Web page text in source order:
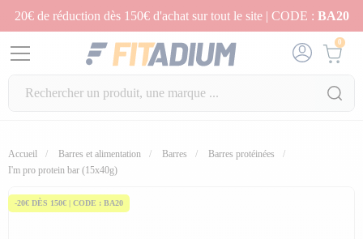
20€ de réduction dès 150€ d'achat sur tout le site | CODE : BA20
0
Accueil Barres et alimentation Barres
Barres protéinées
I'm pro protein bar (15x40g)
-20€ DÈS 150€ | CODE : BA20